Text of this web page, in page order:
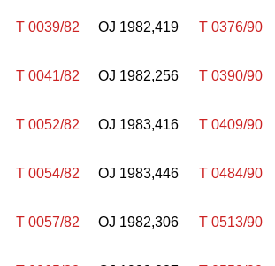
T 0039/82 OJ 1982,419 T 0376/90
T 0041/82 OJ 1982,256 T 0390/90
T 0052/82 OJ 1983,416 T 0409/90
T 0054/82 OJ 1983,446 T 0484/90
T 0057/82 OJ 1982,306 T 0513/90